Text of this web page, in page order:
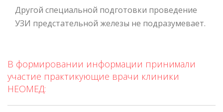
Другой специальной подготовки проведение
УЗИ предстательной железы не подразумевает.
В формировании информации принимали
участие практикующие врачи клиники
НЕОМЕД: